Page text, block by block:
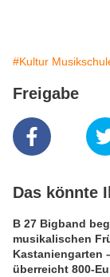
#Kultur
Freigabe
Das könnte
B 27 Bigband
musikalischen
Kastaniengarten
überreicht 800-